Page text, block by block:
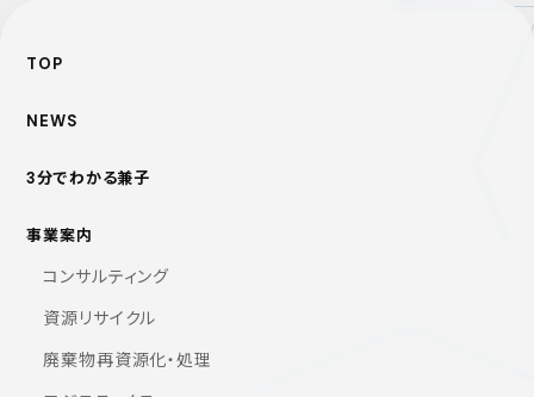
TOP
NEWS
3分でわかる兼子
事業案内
コンサルティング
資源リサイクル
廃棄物再資源化・処理